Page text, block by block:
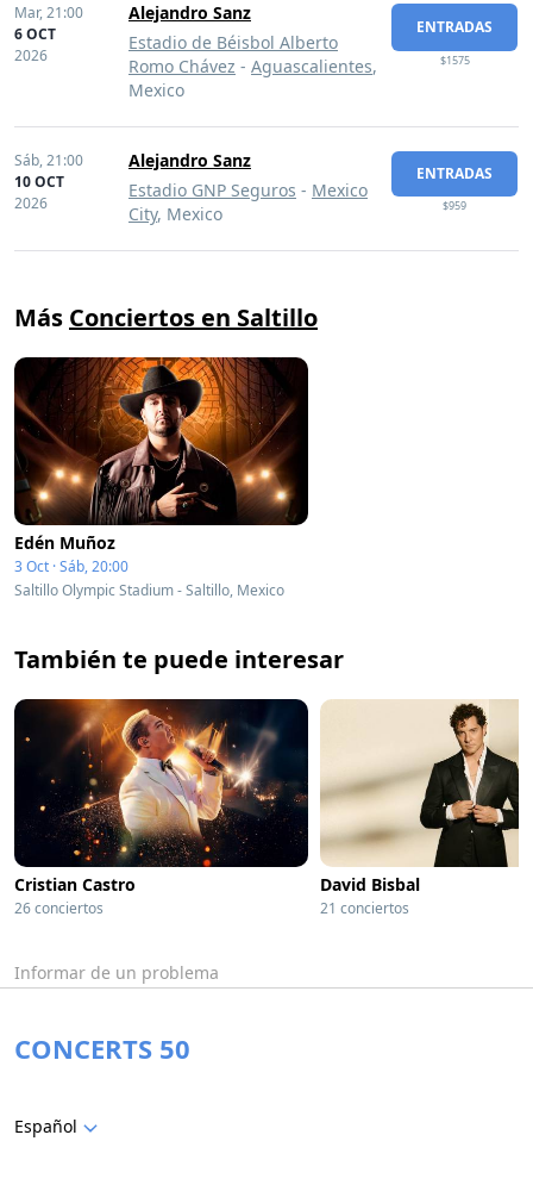
Mar,21:00
6 OCT
2026
Alejandro Sanz
Estadio de Béisbol Alberto
Romo Chávez - Aguascalientes,
Mexico
ENTRADAS
$1575
Sáb,21:00
10 OCT
2026
Alejandro Sanz
Estadio GNP Seguros - Mexico
City, Mexico
ENTRADAS
$959
Más Conciertos en Saltillo
Edén Muñoz
3 Oct · Sáb, 20:00
Saltillo Olympic Stadium - Saltillo, Mexico
También te puede interesar
Cristian Castro
26 conciertos
David Bisbal
21 conciertos
Informar de un problema
CONCERTS 50
Español